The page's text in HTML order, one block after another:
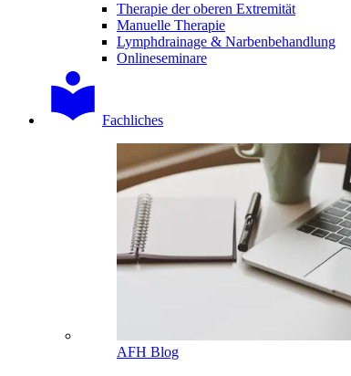
Therapie der oberen Extremität
Manuelle Therapie
Lymphdrainage & Narbenbehandlung
Onlineseminare
Fachliches
AFH Blog